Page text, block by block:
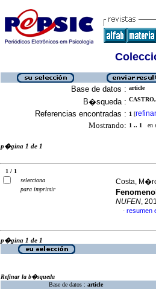
Base de datos : article
B�squeda :
Referencias encontradas : 1 [refinar
Mostrando: 1 .. 1 en
p�gina 1 de 1
1 / 1
selecciona
para imprimir
Costa,
NUFEN,
· resumen
p�gina 1 de 1
Refinar la b�squeda
Base de datos : article